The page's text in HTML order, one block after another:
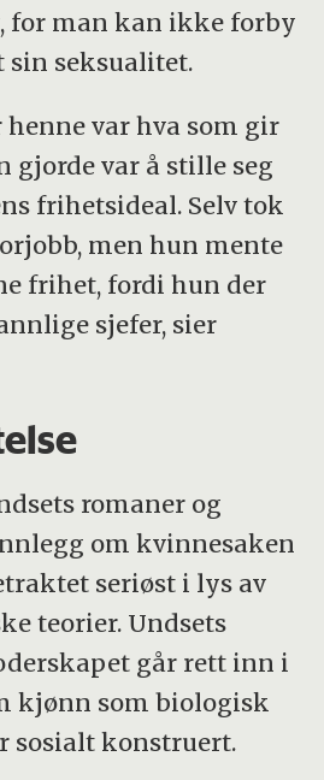
for man kan ikke forby
sin seksualitet.
var hva som gir
gjorde var å stille seg
frihetsideal. Selv tok
men hun mente
frihet, fordi hun der
sjefer, sier
romaner og
om kvinnesaken
seriøst i lys av
teorier. Undsets
går rett inn i
kjønn som biologisk
sosialt konstruert.